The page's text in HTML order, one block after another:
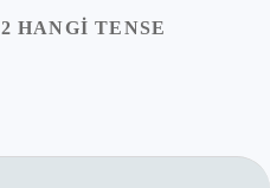
HANGI TENSE